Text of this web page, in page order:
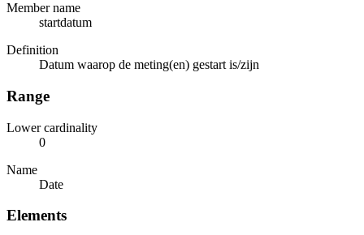
Member name
startdatum
Definition
Datum waarop de meting(en) gestart is/zijn
Range
Lower cardinality
0
Name
Date
Elements